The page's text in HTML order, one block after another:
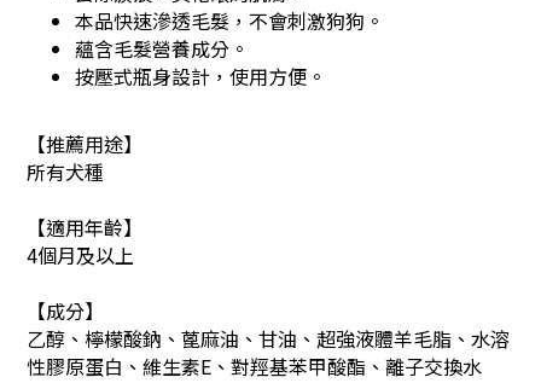
本品快速滲透毛髮，不會刺激狗狗。
蘊含毛髮營養成分。
按壓式瓶身設計，使用方便。
【推薦用途】
所有犬種
【適用年齡】
4個月及以上
【成分】
乙醇、檸檬酸鈉、蓖麻油、甘油、超強液體羊毛脂、水溶
性膠原蛋白、維生素E、對羥基苯甲酸酯、離子交換水